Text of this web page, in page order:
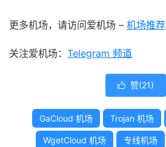
更多机场，请访问爱机场 – 机场推荐
关注爱机场： Telegram 频道
 赞(21)
GaCloud 机场 Trojan 机场
WgetCloud 机场 专线机场